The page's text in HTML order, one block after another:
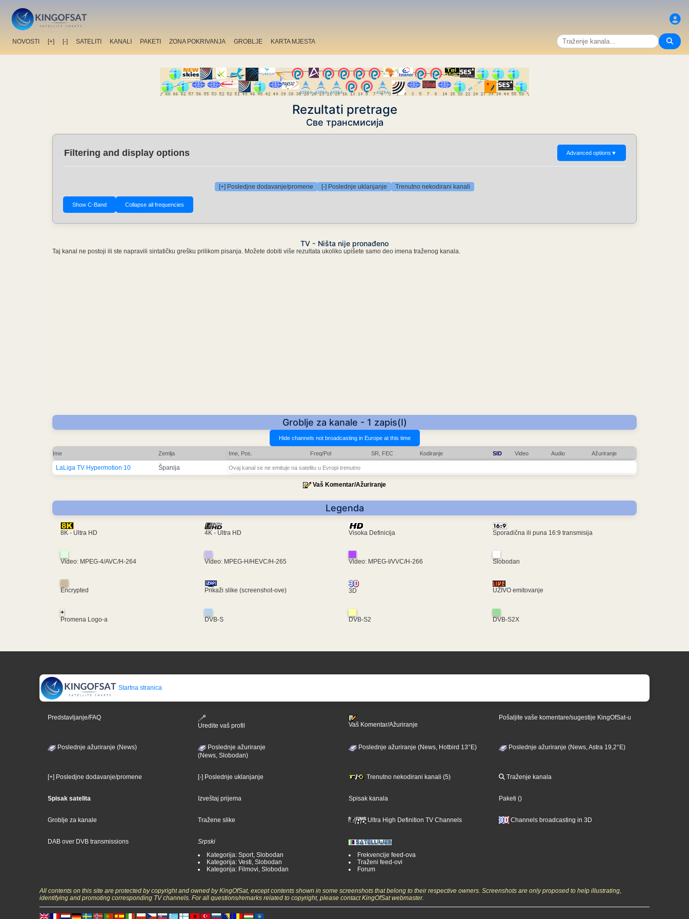
NOVOSTI [+] [-] SATELITI KANALI PAKETI ZONA POKRIVANJA GROBLJE KARTA MJESTA
Rezultati pretrage
Све трансмисија
Filtering and display options Advanced options ▼
[+] Posledjne dodavanje/promene [-] Poslednje uklanjanje Trenutno nekodirani kanali
TV - Ništa nije pronađeno
Taj kanal ne postoji ili ste napravili sintatičku grešku prilikom pisanja. Možete dobiti više rezultata ukoliko upišete samo deo imena traženog kanala.
Groblje za kanale - 1 zapis(I)
Ime Zemlja Ime, Pos. Freq/Pol SR, FEC Kodiranje SID Video Audio Ažuriranje
LaLiga TV Hypermotion 10 Španija Ovaj kanal se ne emituje na satelitu u Evropi trenutno
Vaš Komentar/Ažuriranje
Legenda
8K - Ultra HD 4K - Ultra HD Visoka Definicija Sporadična ili puna 16:9 transmisija
Video: MPEG-4/AVC/H-264 Video: MPEG-H/HEVC/H-265 Video: MPEG-I/VVC/H-266 Slobodan
Encrypted Prikaži slike (screenshot-ove) 3D UŽIVO emitovanje
+
Promena Logo-a
DVB-S DVB-S2 DVB-S2X
Startna stranica
Predstavljanje/FAQ
Uredite vaš profil
Vaš Komentar/Ažuriranje
Pošaljite vaše komentare/sugestije KingOfSat-u
Poslednje ažuriranje (News)
Poslednje ažuriranje
(News, Slobodan)
Poslednje ažuriranje (News, Hotbird 13°E) Poslednje ažuriranje (News, Astra 19,2°E)
[+] Posledjne dodavanje/promene [-] Poslednje uklanjanje Trenutno nekodirani kanali (5) Traženje kanala
Spisak satelita Izveštaj prijema Spisak kanala Paketi ()
Groblje za kanale Tražene slike Ultra High Definition TV Channels Channels broadcasting in 3D
DAB over DVB transmissions
Srpski
Kategorija: Sport, Slobodan
Kategorija: Vesti, Slobodan
Kategorija: Filmovi, Slobodan
Frekvencije feed-ova
Traženi feed-ovi
Forum
All contents on this site are protected by copyright and owned by KingOfSat, except contents shown in some screenshots that belong to their respective owners. Screenshots are only proposed to help illustrating,
identifying and promoting corresponding TV channels. For all questions/remarks related to copyright, please contact KingOfSat webmaster.